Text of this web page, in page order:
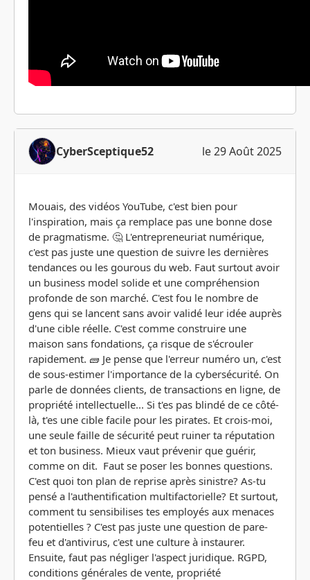
CyberSceptique52 le 29 Août 2025
Mouais, des vidéos YouTube, c'est bien pour
l'inspiration, mais ça remplace pas une bonne dose
de pragmatisme. 🤔 L'entrepreneuriat numérique,
c'est pas juste une question de suivre les dernières
tendances ou les gourous du web. Faut surtout avoir
un business model solide et une compréhension
profonde de son marché. C'est fou le nombre de
gens qui se lancent sans avoir validé leur idée auprès
d'une cible réelle. C'est comme construire une
maison sans fondations, ça risque de s'écrouler
rapidement. 🧱 Je pense que l'erreur numéro un, c'est
de sous-estimer l'importance de la cybersécurité. On
parle de données clients, de transactions en ligne, de
propriété intellectuelle... Si t'es pas blindé de ce côté-
là, t'es une cible facile pour les pirates. Et crois-moi,
une seule faille de sécurité peut ruiner ta réputation
et ton business. Mieux vaut prévenir que guérir,
comme on dit. Faut se poser les bonnes questions.
C'est quoi ton plan de reprise après sinistre? As-tu
pensé a l'authentification multifactorielle? Et surtout,
comment tu sensibilises tes employés aux menaces
potentielles ? C'est pas juste une question de pare-
feu et d'antivirus, c'est une culture à instaurer.
Ensuite, faut pas négliger l'aspect juridique. RGPD,
conditions générales de vente, propriété